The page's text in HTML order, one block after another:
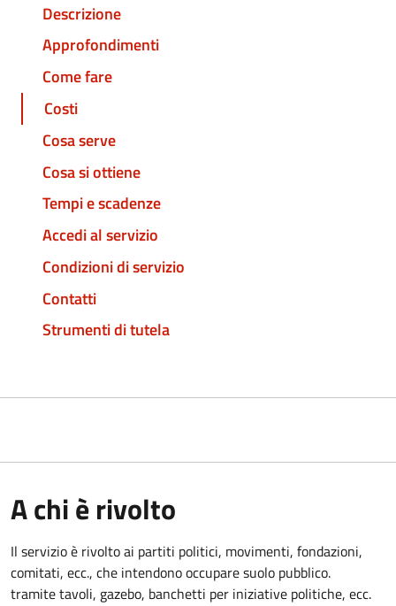
Descrizione
Approfondimenti
Come fare
Costi
Cosa serve
Cosa si ottiene
Tempi e scadenze
Accedi al servizio
Condizioni di servizio
Contatti
Strumenti di tutela
A chi è rivolto
Il servizio è rivolto ai partiti politici, movimenti, fondazioni,
comitati, ecc., che intendono occupare suolo pubblico.
tramite tavoli, gazebo, banchetti per iniziative politiche, ecc.